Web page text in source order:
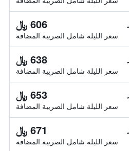
606 ﷼
سعر الليلة شامل الصريبة المضافة
638 ﷼
سعر الليلة شامل الصريبة المضافة
653 ﷼
سعر الليلة شامل الصريبة المضافة
671 ﷼
سعر الليلة شامل الصريبة المضافة